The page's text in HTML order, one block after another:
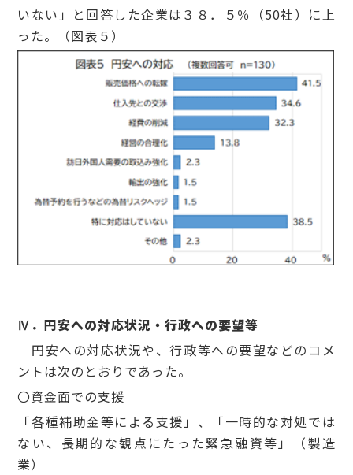
いない」と回答した企業は３８．５％（50社）に上
った。（図表５）
Ⅳ．円安への対応状況・行政への要望等
円安への対応状況や、行政等への要望などのコメ
ントは次のとおりであった。
〇資金面での支援
「各種補助金等による支援」、「一時的な対処では
ない、長期的な観点にたった緊急融資等」（製造
業）